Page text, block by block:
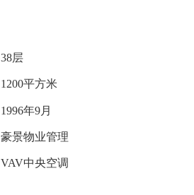
38层
1200平方米
1996年9月
豪景物业管理
VAV中央空调